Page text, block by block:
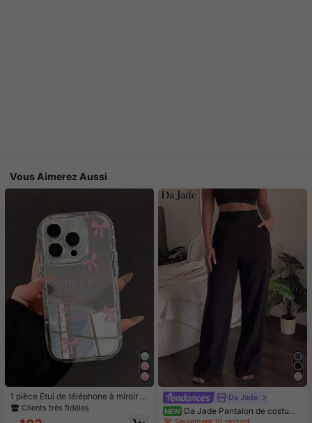
Vous Aimerez Aussi
1 pièce Étui de téléphone à miroir ro
se minimaliste, style fille avec motif
Clients très fidèles
Da Jade
NEW Da Jade Pantalon de costume
élégant pour femme multicolore à t